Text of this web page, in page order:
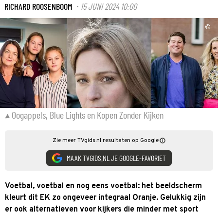
RICHARD ROOSENBOOM · 15 JUNI 2024 10:00
©
Oogappels, Blue Lights en Kopen Zonder Kijken
Zie meer TVgids.nl resultaten op Google
MAAK TVGIDS.NL JE GOOGLE-FAVORIET
Voetbal, voetbal en nog eens voetbal: het beeldscherm
kleurt dit EK zo ongeveer integraal Oranje. Gelukkig zijn
er ook alternatieven voor kijkers die minder met sport